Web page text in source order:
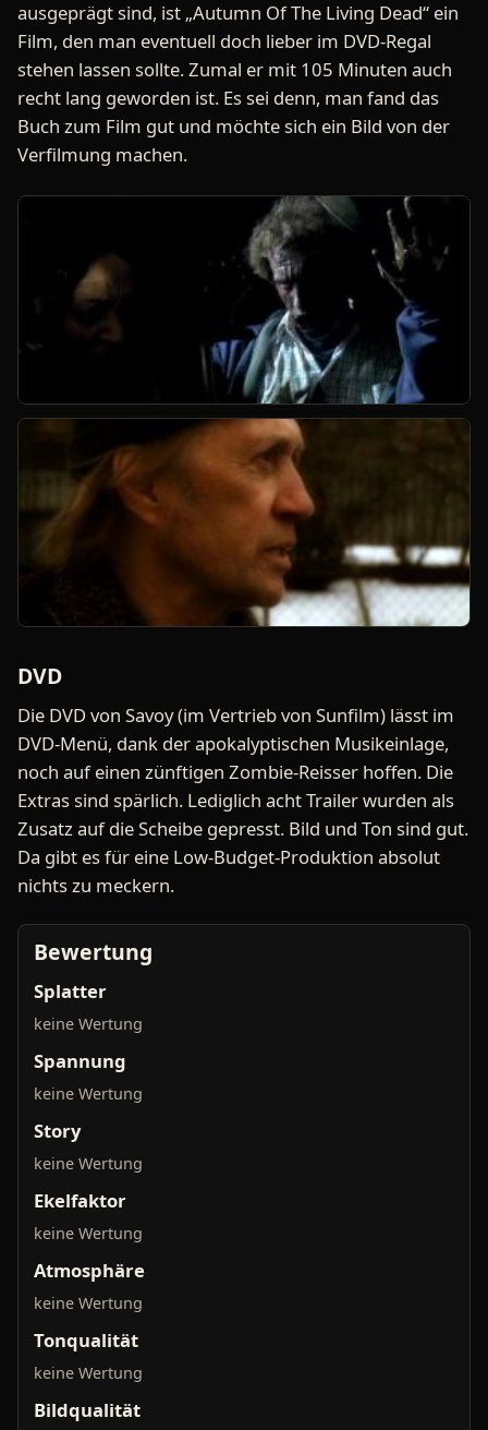
ausgeprägt sind, ist „Autumn Of The Living Dead“ ein
Film, den man eventuell doch lieber im DVD-Regal
stehen lassen sollte. Zumal er mit 105 Minuten auch
recht lang geworden ist. Es sei denn, man fand das
Buch zum Film gut und möchte sich ein Bild von der
Verfilmung machen.
DVD
Die DVD von Savoy (im Vertrieb von Sunfilm) lässt im
DVD-Menü, dank der apokalyptischen Musikeinlage,
noch auf einen zünftigen Zombie-Reisser hoffen. Die
Extras sind spärlich. Lediglich acht Trailer wurden als
Zusatz auf die Scheibe gepresst. Bild und Ton sind gut.
Da gibt es für eine Low-Budget-Produktion absolut
nichts zu meckern.
Bewertung
Splatter
keine Wertung
Spannung
keine Wertung
Story
keine Wertung
Ekelfaktor
keine Wertung
Atmosphäre
keine Wertung
Tonqualität
keine Wertung
Bildqualität